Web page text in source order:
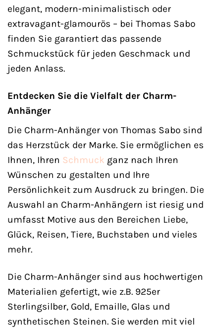
elegant, modern-minimalistisch oder
extravagant-glamourös – bei Thomas Sabo
finden Sie garantiert das passende
Schmuckstück für jeden Geschmack und
jeden Anlass.
Entdecken Sie die Vielfalt der Charm-
Anhänger
Die Charm-Anhänger von Thomas Sabo sind
das Herzstück der Marke. Sie ermöglichen es
Ihnen, Ihren Schmuck ganz nach Ihren
Wünschen zu gestalten und Ihre
Persönlichkeit zum Ausdruck zu bringen. Die
Auswahl an Charm-Anhängern ist riesig und
umfasst Motive aus den Bereichen Liebe,
Glück, Reisen, Tiere, Buchstaben und vieles
mehr.
Die Charm-Anhänger sind aus hochwertigen
Materialien gefertigt, wie z.B. 925er
Sterlingsilber, Gold, Emaille, Glas und
synthetischen Steinen. Sie werden mit viel